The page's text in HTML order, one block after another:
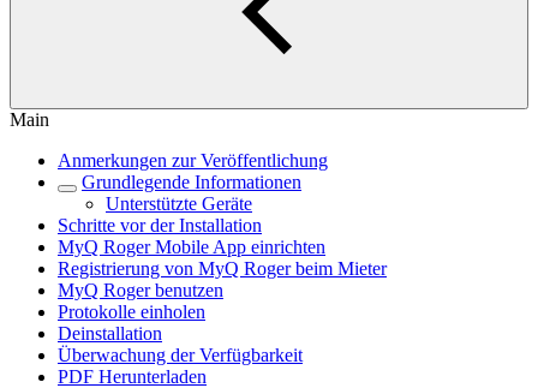
Main
Anmerkungen zur Veröffentlichung
Grundlegende Informationen
Unterstützte Geräte
Schritte vor der Installation
MyQ Roger Mobile App einrichten
Registrierung von MyQ Roger beim Mieter
MyQ Roger benutzen
Protokolle einholen
Deinstallation
Überwachung der Verfügbarkeit
PDF Herunterladen